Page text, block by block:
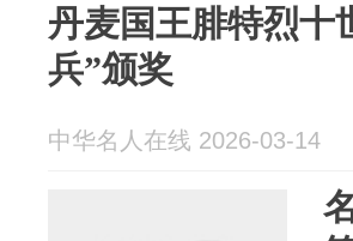
丹麦国王腓特烈十
兵”颁奖
中华名人在线 2026-03-14